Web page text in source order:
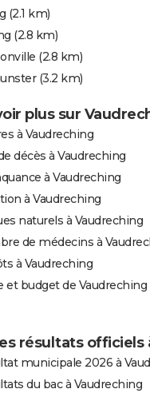
(2.1 km)
(2.8 km)
(2.8 km)
(3.2 km)
plus sur
à Vaudreching
décès à Vaudreching
à Vaudreching
à Vaudreching
naturels à Vaudreching
de médecins à
à Vaudreching
et budget de Vaudreching
résultats officiels
municipale 2026 à
du bac à Vaudreching